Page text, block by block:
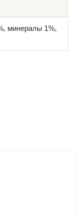
минералы 1%,